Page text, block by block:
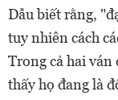
Dẫu biết rằng,
tuy nhiên cách
Trong cả hai ván
thấy họ đang là